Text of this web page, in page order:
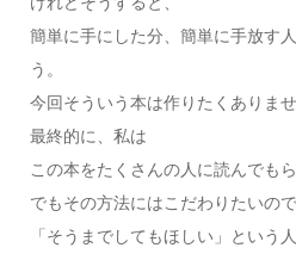
簡単に手にした分、簡単に手放す
う。
今回そういう本は作りたくありませ
最終的に、私は
この本をたくさんの人に読んでも
でもその方法にはこだわりたいので
「そうまでしてもほしい」という